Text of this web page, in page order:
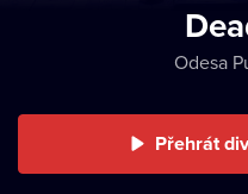
Odesa
Přehrát